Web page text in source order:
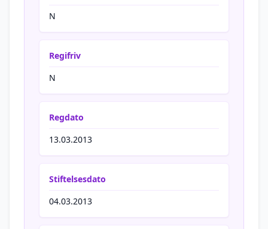
N
Regifriv
N
Regdato
13.03.2013
Stiftelsesdato
04.03.2013